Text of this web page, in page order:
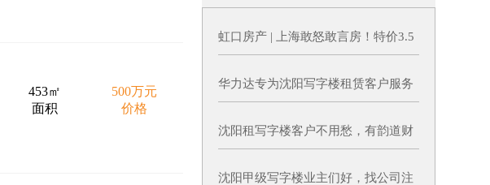
453㎡
面积
500万元
价格
虹口房产 | 上海敢怒敢言房！特价3.5
华力达专为沈阳写字楼租赁客户服务
沈阳租写字楼客户不用愁，有韵道财
沈阳甲级写字楼业主们好，找公司注